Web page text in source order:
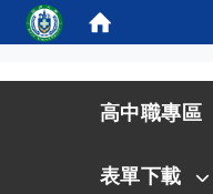
高中職專區
表單下載